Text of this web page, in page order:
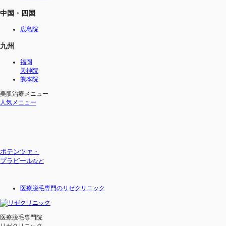
中国・四国
広島院
九州
福岡
天神院
熊本院
美肌治療メニュー
人気メニュー
ポテンツァ・
プラピールなど
医療脱毛専門のリゼクリニック
医療脱毛専門院